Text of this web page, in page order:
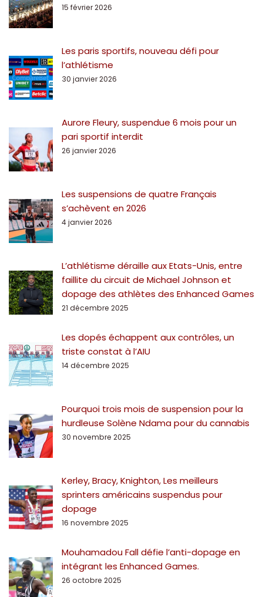
15 février 2026
Les paris sportifs, nouveau défi pour
l’athlétisme
30 janvier 2026
Aurore Fleury, suspendue 6 mois pour un
pari sportif interdit
26 janvier 2026
Les suspensions de quatre Français
s’achèvent en 2026
4 janvier 2026
L’athlétisme déraille aux Etats-Unis, entre
faillite du circuit de Michael Johnson et
dopage des athlètes des Enhanced Games
21 décembre 2025
Les dopés échappent aux contrôles, un
triste constat à l’AIU
14 décembre 2025
Pourquoi trois mois de suspension pour la
hurdleuse Solène Ndama pour du cannabis
30 novembre 2025
Kerley, Bracy, Knighton, Les meilleurs
sprinters américains suspendus pour
dopage
16 novembre 2025
Mouhamadou Fall défie l’anti-dopage en
intégrant les Enhanced Games.
26 octobre 2025